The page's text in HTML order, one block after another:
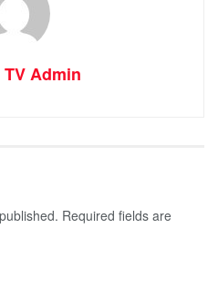
Admin
Required fields are